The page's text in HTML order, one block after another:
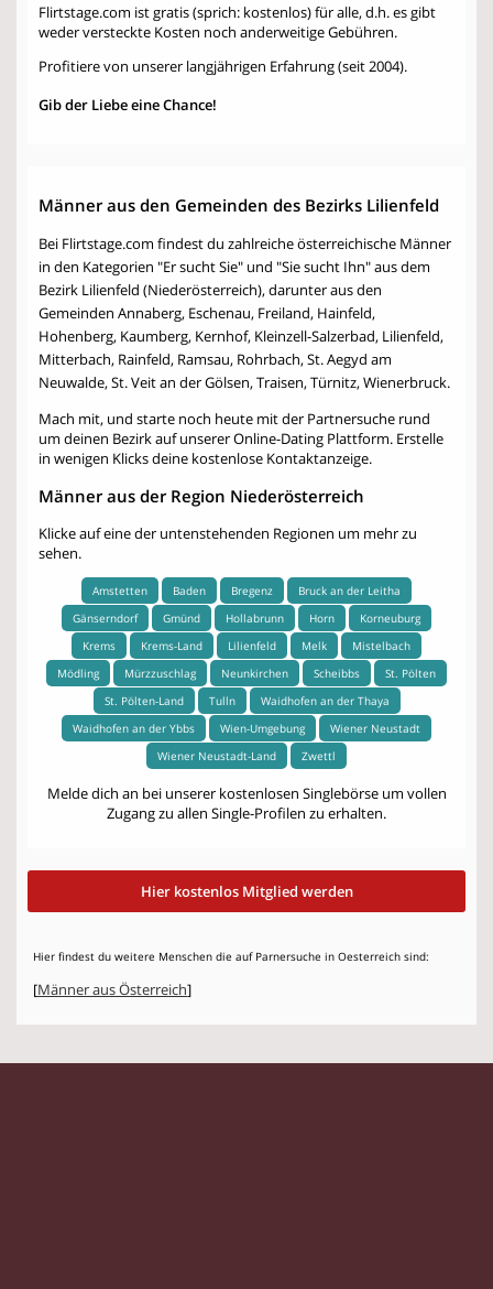
Flirtstage.com ist gratis (sprich: kostenlos) für alle, d.h. es gibt
weder versteckte Kosten noch anderweitige Gebühren.
Profitiere von unserer langjährigen Erfahrung (seit 2004).
Gib der Liebe eine Chance!
Männer aus den Gemeinden des Bezirks Lilienfeld
Bei Flirtstage.com findest du zahlreiche österreichische Männer
in den Kategorien "Er sucht Sie" und "Sie sucht Ihn" aus dem
Bezirk Lilienfeld (Niederösterreich), darunter aus den
Gemeinden Annaberg, Eschenau, Freiland, Hainfeld,
Hohenberg, Kaumberg, Kernhof, Kleinzell-Salzerbad, Lilienfeld,
Mitterbach, Rainfeld, Ramsau, Rohrbach, St. Aegyd am
Neuwalde, St. Veit an der Gölsen, Traisen, Türnitz, Wienerbruck.
Mach mit, und starte noch heute mit der Partnersuche rund
um deinen Bezirk auf unserer Online-Dating Plattform. Erstelle
in wenigen Klicks deine kostenlose Kontaktanzeige.
Männer aus der Region Niederösterreich
Klicke auf eine der untenstehenden Regionen um mehr zu
sehen.
Amstetten Baden Bregenz
Bruck an der Leitha
Gänserndorf
Gmünd Hollabrunn Horn
Korneuburg
Krems
Krems-Land Lilienfeld Melk
Mistelbach
Mödling
Mürzzuschlag Neunkirchen Scheibbs
St. Pölten
St. Pölten-Land
Tulln
Waidhofen an der Thaya
Waidhofen an der Ybbs
Wien-Umgebung
Wiener Neustadt
Wiener Neustadt-Land
Zwettl
Melde dich an bei unserer kostenlosen Singlebörse um vollen
Zugang zu allen Single-Profilen zu erhalten.
Hier kostenlos Mitglied werden
Hier findest du weitere Menschen die auf Parnersuche in Oesterreich sind:
[Männer aus Österreich]